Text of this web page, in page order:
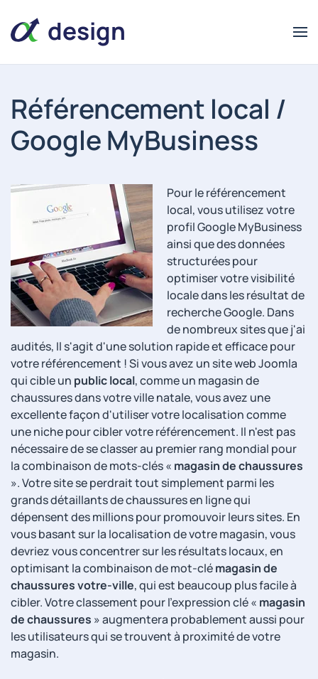
alpha
design
alpha
design
Référencement local /
Google MyBusiness
Pour le référencement
local, vous utilisez votre
profil Google MyBusiness
ainsi que des données
structurées pour
optimiser votre visibilité
locale dans les résultat de
recherche Google. Dans
de nombreux sites que j'ai
audités, Il s'agit d'une solution rapide et efficace pour
votre référencement ! Si vous avez un site web Joomla
qui cible un public local, comme un magasin de
chaussures dans votre ville natale, vous avez une
excellente façon d'utiliser votre localisation comme
une niche pour cibler votre référencement. Il n'est pas
nécessaire de se classer au premier rang mondial pour
la combinaison de mots-clés « magasin de chaussures
». Votre site se perdrait tout simplement parmi les
grands détaillants de chaussures en ligne qui
dépensent des millions pour promouvoir leurs sites. En
vous basant sur la localisation de votre magasin, vous
devriez vous concentrer sur les résultats locaux, en
optimisant la combinaison de mot-clémagasin de
chaussures votre-ville, qui est beaucoup plus facile à
cibler. Votre classement pour l'expression clé « magasin
de chaussures » augmentera probablement aussi pour
les utilisateurs qui se trouvent à proximité de votre
magasin.